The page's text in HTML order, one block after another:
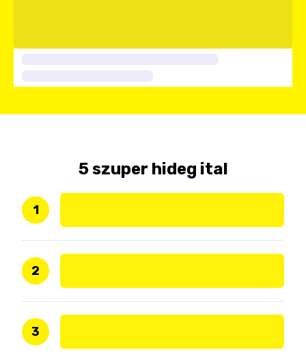
5 szuper hideg ital
1
2
3